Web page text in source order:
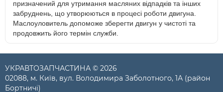
призначений для утримання масляних відпадків та інших
забруднень, що утворюються в процесі роботи двигуна.
Маслоуловитель допоможе зберегти двигун у чистоті та
продовжить його термін служби.
УКРАВТОЗАПЧАСТИНА © 2026
02088, м. Київ, вул. Володимира Заболотного, 1А (район
Бортничі)